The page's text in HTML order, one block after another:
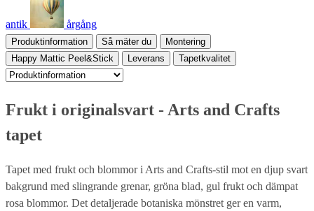
antik årgång
Produktinformation Så mäter du
Montering
Happy Mattic Peel&Stick
Leverans Tapetkvalitet
Frukt i originalsvart - Arts and Crafts
tapet
Tapet med frukt och blommor i Arts and Crafts-stil mot en djup svart
bakgrund med slingrande grenar, gröna blad, gul frukt och dämpat
rosa blommor. Det detaljerade botaniska mönstret ger en varm,